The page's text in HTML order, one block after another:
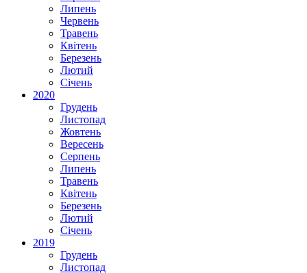
Липень
Червень
Травень
Квітень
Березень
Лютий
Січень
2020
Грудень
Листопад
Жовтень
Вересень
Серпень
Липень
Травень
Квітень
Березень
Лютий
Січень
2019
Грудень
Листопад